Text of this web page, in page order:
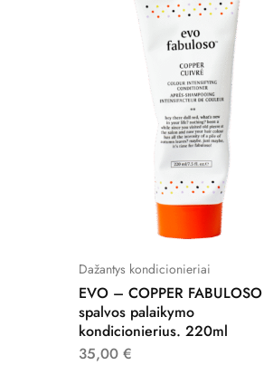
Dažantys kondicionieriai
EVO – COPPER FABULOSO
spalvos palaikymo
kondicionierius. 220ml
35,00 €